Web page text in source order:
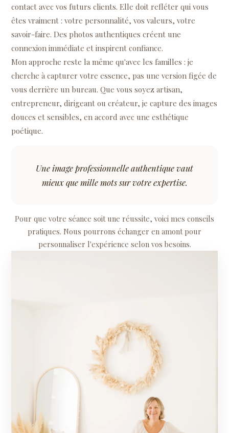
contact avec vos futurs clients. Elle doit refléter qui vous
êtes vraiment : votre personnalité, vos valeurs, votre
savoir-faire. Des photos authentiques créent une
connexion immédiate et inspirent confiance.
Mon approche reste la même qu'avec les familles : je
cherche à capturer votre essence, pas une version figée de
vous derrière un bureau. Que vous soyez artisan,
entrepreneur, dirigeant ou créateur, je capture des images
douces et sensibles, en accord avec une esthétique
poétique.
Une image professionnelle authentique vaut
mieux que mille mots sur votre expertise.
Pour que votre séance soit une réussite, voici mes conseils
pratiques. Nous pourrons échanger en amont pour
personnaliser l'expérience selon vos besoins.